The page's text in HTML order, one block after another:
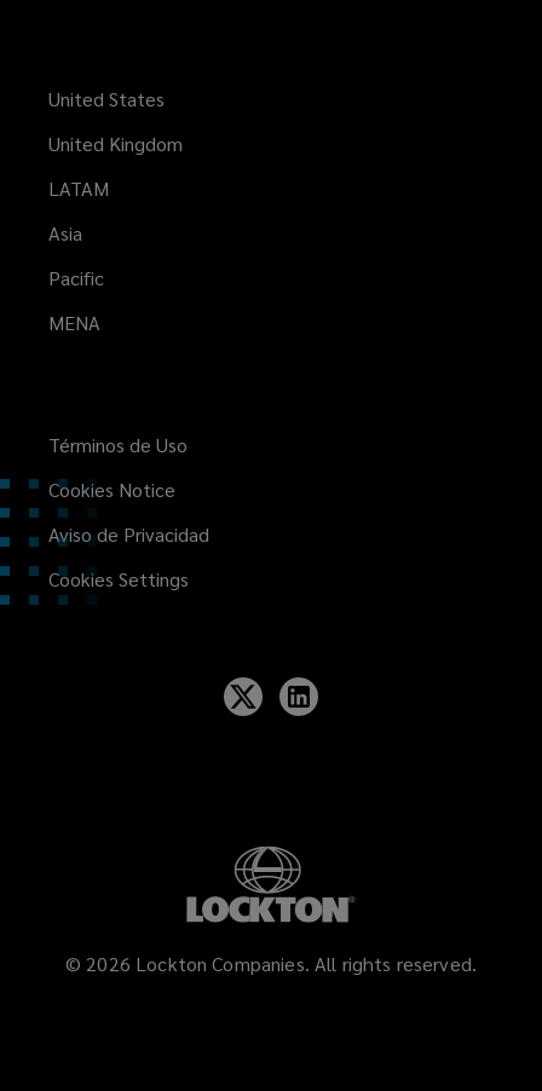
United States
United Kingdom
LATAM
Asia
Pacific
MENA
Términos de Uso
Cookies Notice
Aviso de Privacidad
Cookies Settings
© 2026 Lockton Companies. All rights reserved.